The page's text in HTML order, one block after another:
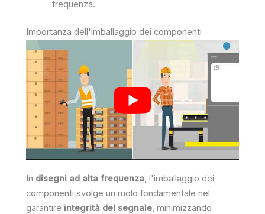
frequenza.
Importanza dell'imballaggio dei componenti
In disegni ad alta frequenza, l'imballaggio dei
componenti svolge un ruolo fondamentale nel
garantire integrità del segnale, minimizzando